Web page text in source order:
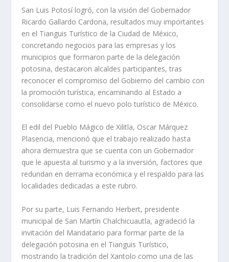
San Luis Potosí logró, con la visión del Gobernador
Ricardo Gallardo Cardona, resultados muy importantes
en el Tianguis Turístico de la Ciudad de México,
concretando negocios para las empresas y los
municipios que formaron parte de la delegación
potosina, destacaron alcaldes participantes, tras
reconocer el compromiso del Gobierno del cambio con
la promoción turística, encaminando al Estado a
consolidarse como el nuevo polo turístico de México.
El edil del Pueblo Mágico de Xilitla, Oscar Márquez
Plasencia, mencionó que el trabajo realizado hasta
ahora demuestra que se cuenta con un Gobernador
que le apuesta al turismo y a la inversión, factores que
redundan en derrama económica y el respaldo para las
localidades dedicadas a este rubro.
Por su parte, Luis Fernando Herbert, presidente
municipal de San Martín Chalchicuautla, agradeció la
invitación del Mandatario para formar parte de la
delegación potosina en el Tianguis Turístico,
mostrando la tradición del Xantolo como una de las